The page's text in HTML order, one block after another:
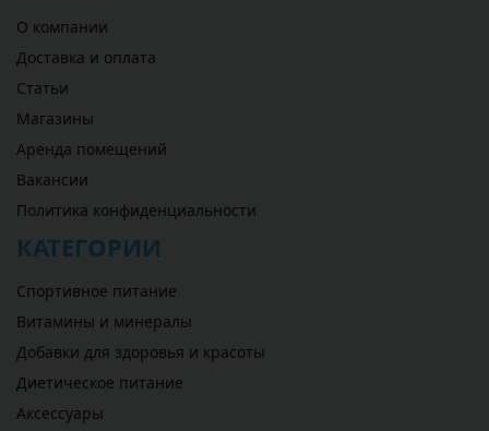
О компании
Доставка и оплата
Статьи
Магазины
Аренда помещений
Вакансии
Политика конфиденциальности
КАТЕГОРИИ
Спортивное питание
Витамины и минералы
Добавки для здоровья и красоты
Диетическое питание
Аксессуары